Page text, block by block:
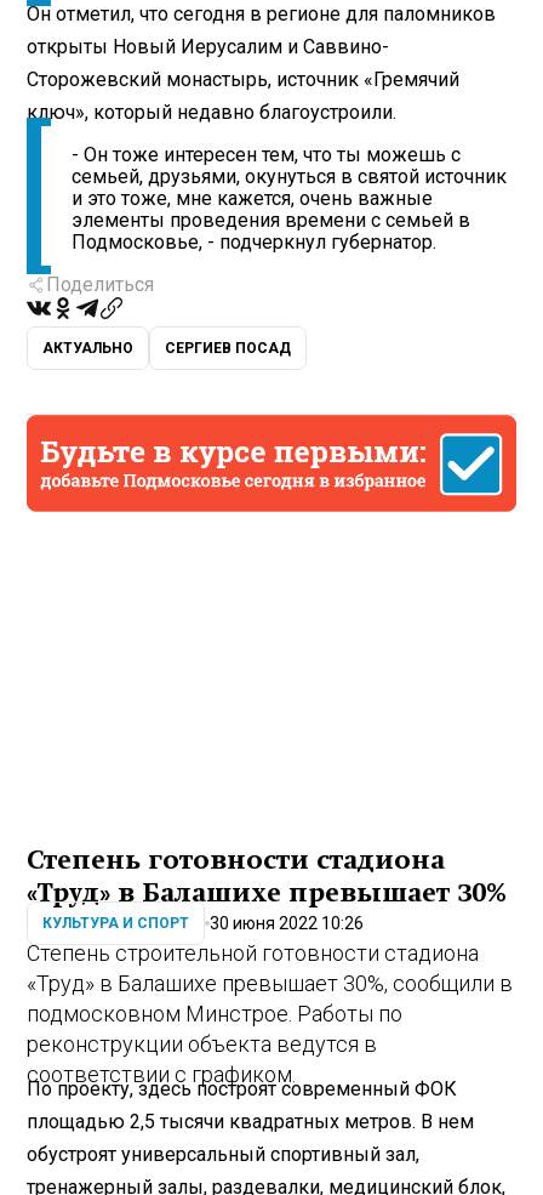
Он отметил, что сегодня в регионе для паломников
открыты Новый Иерусалим и Саввино-
Сторожевский монастырь, источник «Гремячий
ключ», который недавно благоустроили.
- Он тоже интересен тем, что ты можешь с
семьей, друзьями, окунуться в святой источник
и это тоже, мне кажется, очень важные
элементы проведения времени с семьей в
Подмосковье, - подчеркнул губернатор.
Поделиться
АКТУАЛЬНО СЕРГИЕВ ПОСАД
Степень готовности стадиона
«Труд» в Балашихе превышает 30%
КУЛЬТУРА И СПОРТ 30 июня 2022 10:26
Степень строительной готовности стадиона
«Труд» в Балашихе превышает 30%, сообщили в
подмосковном Минстрое. Работы по
реконструкции объекта ведутся в
соответствии с графиком.
По проекту, здесь построят современный ФОК
площадью 2,5 тысячи квадратных метров. В нем
обустроят универсальный спортивный зал,
тренажерный залы, раздевалки, медицинский блок,